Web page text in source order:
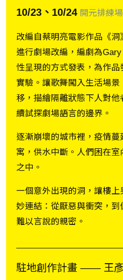
10/23、10/24 開元排練
改編自蔡明亮電影作品《
進行劇場改編，編劇為
性呈現的方式發表，為作品
實驗。讓歌舞闖入生活場
移，描繪隔離狀態下人對
續試探劇場語言的邊界。
逐漸崩壞的城市裡，疫情
寓，供水中斷。人們困在
之中。
一個意外出現的洞，讓樓
妙連結：從厭惡與衝突，
難以言說的親密。
駐地創作計畫 ―― 王